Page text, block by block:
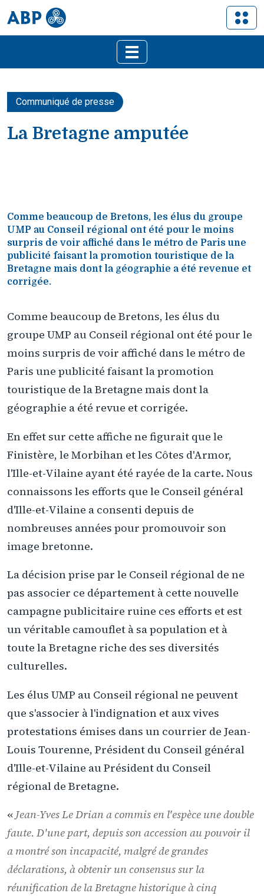
Communiqué de presse
La Bretagne amputée
Comme beaucoup de Bretons, les élus du groupe
UMP au Conseil régional ont été pour le moins
surpris de voir affiché dans le métro de Paris une
publicité faisant la promotion touristique de la
Bretagne mais dont la géographie a été revenue et
corrigée.
Comme beaucoup de Bretons, les élus du
groupe UMP au Conseil régional ont été pour le
moins surpris de voir affiché dans le métro de
Paris une publicité faisant la promotion
touristique de la Bretagne mais dont la
géographie a été revue et corrigée.
En effet sur cette affiche ne figurait que le
Finistère, le Morbihan et les Côtes d'Armor,
l'Ille-et-Vilaine ayant été rayée de la carte. Nous
connaissons les efforts que le Conseil général
d'Ille-et-Vilaine a consenti depuis de
nombreuses années pour promouvoir son
image bretonne.
La décision prise par le Conseil régional de ne
pas associer ce département à cette nouvelle
campagne publicitaire ruine ces efforts et est
un véritable camouflet à sa population et à
toute la Bretagne riche des ses diversités
culturelles.
Les élus UMP au Conseil régional ne peuvent
que s'associer à l'indignation et aux vives
protestations émises dans un courrier de Jean-
Louis Tourenne, Président du Conseil général
d'Ille-et-Vilaine au Président du Conseil
régional de Bretagne.
«Jean-Yves Le Drian a commis en l'espèce une double
faute. D'une part, depuis son accession au pouvoir il
a montré son incapacité, malgré de grandes
déclarations, à obtenir un consensus sur la
réunification de la Bretagne historique à cinq